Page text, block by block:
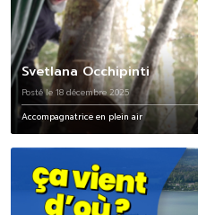
Svetlana Occhipinti
Posté le 18 décembre 2025
Accompagnatrice en plein air